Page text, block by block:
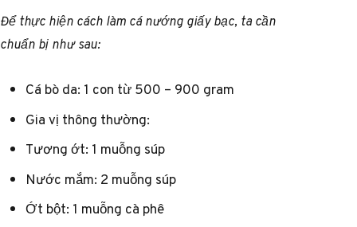
Để thực hiện cách làm cá nướng giấy bạc, ta cần
chuẩn bị như sau:
Cá bò da: 1 con từ 500 – 900 gram
Gia vị thông thường:
Tương ớt: 1 muỗng súp
Nước mắm: 2 muỗng súp
Ớt bột: 1 muỗng cà phê